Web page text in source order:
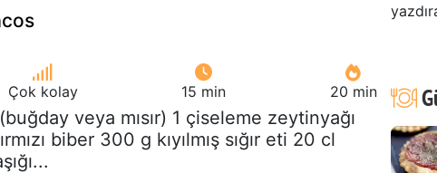
Çok kolay 15 min 20 min
veya mısır) 1 çiseleme zeytinyağı
biber 300 g kıyılmış sığır eti 20 cl